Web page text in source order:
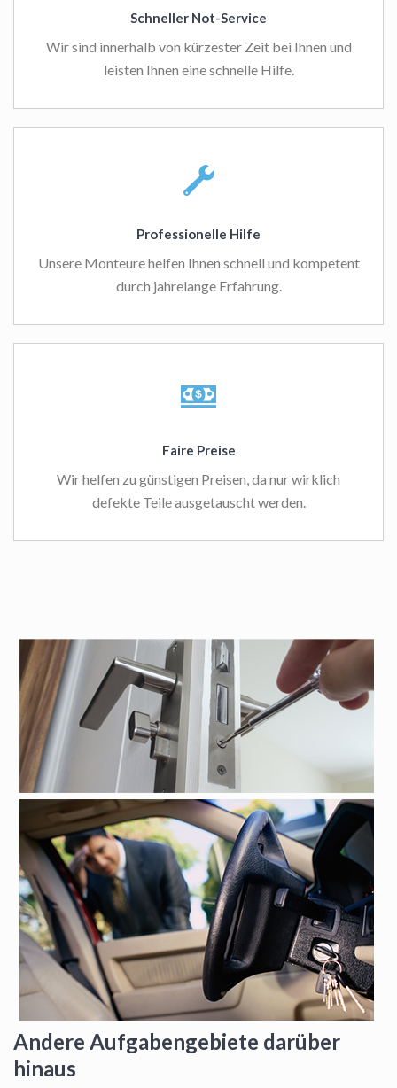
Schneller Not-Service
Wir sind innerhalb von kürzester Zeit bei Ihnen und
leisten Ihnen eine schnelle Hilfe.
Professionelle Hilfe
Unsere Monteure helfen Ihnen schnell und kompetent
durch jahrelange Erfahrung.
Faire Preise
Wir helfen zu günstigen Preisen, da nur wirklich
defekte Teile ausgetauscht werden.
Andere Aufgabengebiete darüber
hinaus